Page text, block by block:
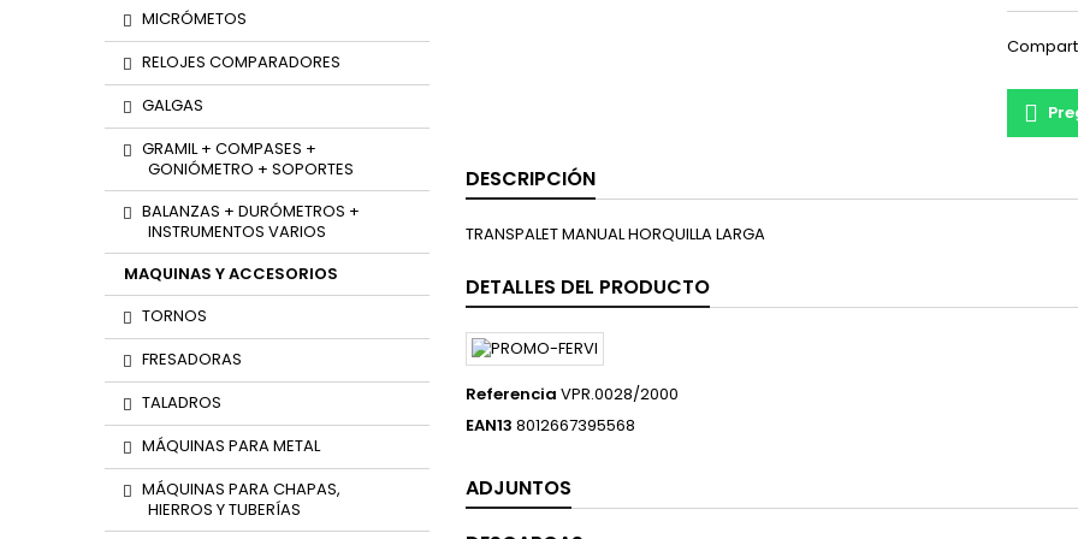
MICRÓMETOS
RELOJES COMPARADORES
GALGAS
GRAMIL + COMPASES +
GONIÓMETRO + SOPORTES
BALANZAS + DURÓMETROS +
INSTRUMENTOS VARIOS
MAQUINAS Y ACCESORIOS
TORNOS
FRESADORAS
TALADROS
MÁQUINAS PARA METAL
MÁQUINAS PARA CHAPAS,
HIERROS Y TUBERÍAS
DESCRIPCIÓN
TRANSPALET MANUAL HORQUILLA LARGA
DETALLES DEL PRODUCTO
Referencia VPR.0028/2000
EAN13 8012667395568
ADJUNTOS